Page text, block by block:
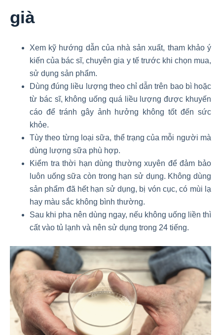
già
Xem kỹ hướng dẫn của nhà sản xuất, tham khảo ý
kiến của bác sĩ, chuyên gia y tế trước khi chọn mua,
sử dụng sản phẩm.
Dùng đúng liều lượng theo chỉ dẫn trên bao bì hoặc
từ bác sĩ, không uống quá liều lượng được khuyến
cáo để tránh gây ảnh hưởng không tốt đến sức
khỏe.
Tùy theo từng loại sữa, thể trạng của mỗi người mà
dùng lượng sữa phù hợp.
Kiểm tra thời hạn dùng thường xuyên để đảm bảo
luôn uống sữa còn trong hạn sử dụng. Không dùng
sản phẩm đã hết hạn sử dụng, bị vón cục, có mùi lạ
hay màu sắc không bình thường.
Sau khi pha nên dùng ngay, nếu không uống liền thì
cất vào tủ lạnh và nên sử dụng trong 24 tiếng.